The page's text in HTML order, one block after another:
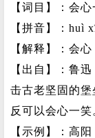
【词目】：会
【拼音】：huì
【解释】：会
【出自】：鲁
击古老坚固的
反可以会心一笑
【示例】：高